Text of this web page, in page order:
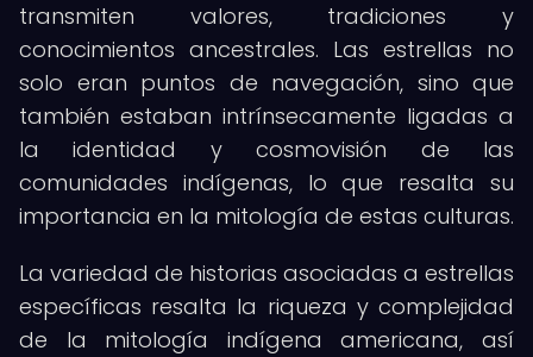
transmiten valores, tradiciones y
conocimientos ancestrales. Las estrellas no
solo eran puntos de navegación, sino que
también estaban intrínsecamente ligadas a
la identidad y cosmovisión de las
comunidades indígenas, lo que resalta su
importancia en la mitología de estas culturas.
La variedad de historias asociadas a estrellas
específicas resalta la riqueza y complejidad
de la mitología indígena americana, así